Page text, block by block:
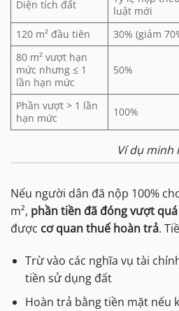
Diện tích đất
luật mới
120 m² đầu tiên 30% (giảm
80 m² vượt hạn
mức nhưng ≤ 1
lần hạn mức
50%
Phần vượt > 1 lần
hạn mức
100%
Ví dụ minh
Nếu người dân đã nộp 100%
m², phần tiền đã đóng vượt
được cơ quan thuế hoàn trả.
Trừ vào các nghĩa vụ tài
tiền sử dụng đất
Hoàn trả bằng tiền mặt nếu